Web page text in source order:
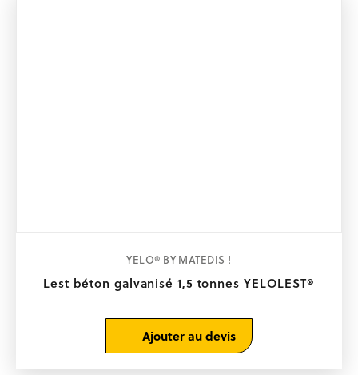
Lest béton galvanisé 1,5 tonnes YELOLEST®
YELO® BY MATEDIS !
Ajouter au devis